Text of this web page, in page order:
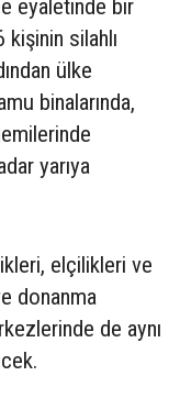
eyaletinde bir
silahlı
ülke
binalarında,
yarıya
elçilikleri ve
donanma
de aynı